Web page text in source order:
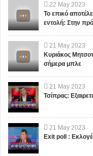
22 May 2023
Το επικό
εντολή: Στην
21 May 2023
Κυριάκος
σήμερα μπλε
21 May 2023
Τσίπρας:
21 May 2023
Exit poll :